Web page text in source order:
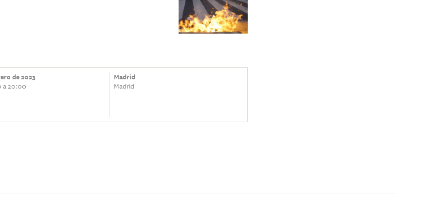
de 2023
a 20:00
Madrid
Madrid